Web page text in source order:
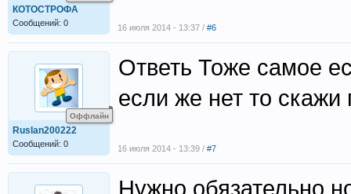
КОТОСТРОФА
Сообщений: 0 16 июля 2014 - 13:37 / #6
Оффлайн
Ruslan200222
Сообщений: 0
Ответь Тоже самое
если же нет то скажи
16 июля 2014 - 13:39 / #7
Нужно обязательно